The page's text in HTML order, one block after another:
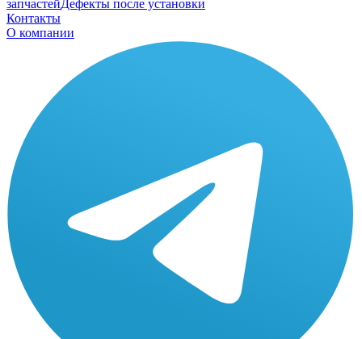
запчастейДефекты после установки
Контакты
О компании